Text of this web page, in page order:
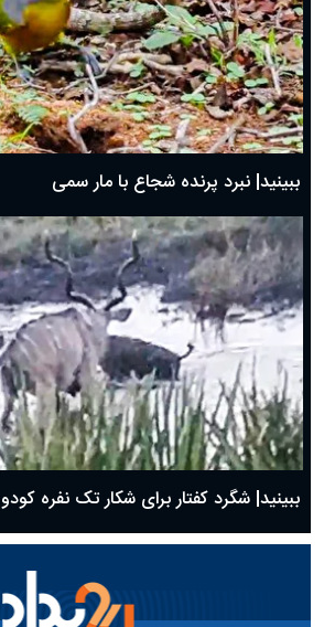
ببینید| نبرد پرنده شجاع با مار سمی
ببینید| شگرد کفتار برای شکار تک نفره کودو